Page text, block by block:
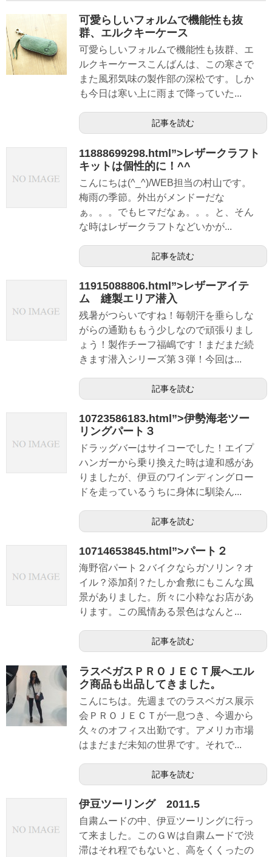
可愛らしいフォルムで機能性も抜
群、エルクキーケース
可愛らしいフォルムで機能性も抜群、エ
ルクキーケースこんばんは、この寒さで
また風邪気味の製作部の深松です。しか
も今日は寒い上に雨まで降っていた...
記事を読む
11888699298.html”>レザークラフト
キットは個性的に！^^
こんにちは(^_^)/WEB担当の村山です。
梅雨の季節。外出がメンドーだな
ぁ。。。でもヒマだなぁ。。。と、そん
な時はレザークラフトなどいかが...
記事を読む
11915088806.html”>レザーアイテ
ム 縫製エリア潜入
残暑がつらいですね！毎朝汗を垂らしな
がらの通勤ももう少しなので頑張りまし
ょう！製作チーフ福嶋です！まだまだ続
きます潜入シリーズ第３弾！今回は...
記事を読む
10723586183.html”>伊勢海老ツー
リングパート３
ドラッグバーはサイコーでした！エイプ
ハンガーから乗り換えた時は違和感があ
りましたが、伊豆のワインディングロー
ドを走っているうちに身体に馴染ん...
記事を読む
10714653845.html”>パート２
海野宿パート２バイクならガソリン？オ
イル？添加剤？たしか倉敷にもこんな風
景がありました。所々に小粋なお店があ
ります。この風情ある景色はなんと...
記事を読む
ラスベガスＰＲＯＪＥＣＴ展へエル
ク商品も出品してきました。
こんにちは。先週までのラスベガス展示
会ＰＲＯＪＥＣＴが一息つき、今週から
久々のオフィス出勤です。アメリカ市場
はまだまだ未知の世界です。それで...
記事を読む
伊豆ツーリング 2011.5
自粛ムードの中、伊豆ツーリングに行っ
て来ました。このＧＷは自粛ムードで渋
滞はそれ程でもないと、高をくくったの